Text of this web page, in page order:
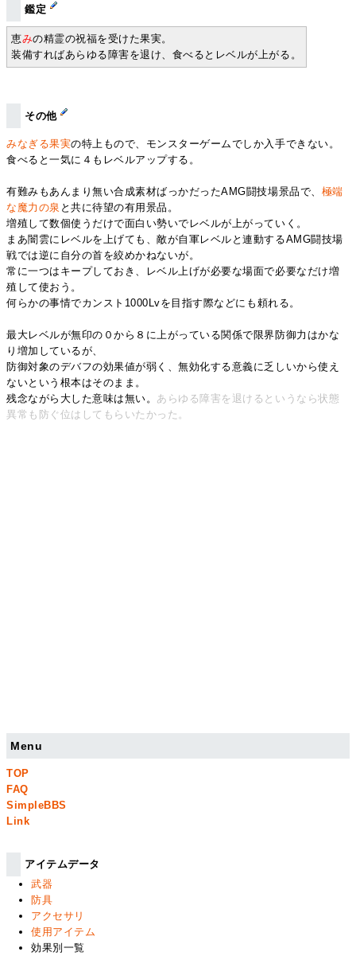
鑑定
恵みの精霊の祝福を受けた果実。
装備すればあらゆる障害を退け、食べるとレベルが上がる。
その他
みなぎる果実の特上もので、モンスターゲームでしか入手できない。
食べると一気に４もレベルアップする。
有難みもあんまり無い合成素材ばっかだったAMG闘技場景品で、 極端
な魔力の泉 と共に待望の有用景品。
増殖して数個使うだけで面白い勢いでレベルが上がっていく。
まあ闇雲にレベルを上げても、敵が自軍レベルと連動するAMG闘技場
戦では逆に自分の首を絞めかねないが。
常に一つはキープしておき、レベル上げが必要な場面で必要なだけ増
殖して使おう。
何らかの事情でカンスト1000Lvを目指す際などにも頼れる。
最大レベルが無印の０から８に上がっている関係で限界防御力はかな
り増加しているが、
防御対象のデバフの効果値が弱く、無効化する意義に乏しいから使え
ないという根本はそのまま。
残念ながら大した意味は無い。 あらゆる障害を退けるというなら状態
異常も防ぐ位はしてもらいたかった。
Menu
TOP
FAQ
SimpleBBS
Link
アイテムデータ
武器
防具
アクセサリ
使用アイテム
効果別一覧